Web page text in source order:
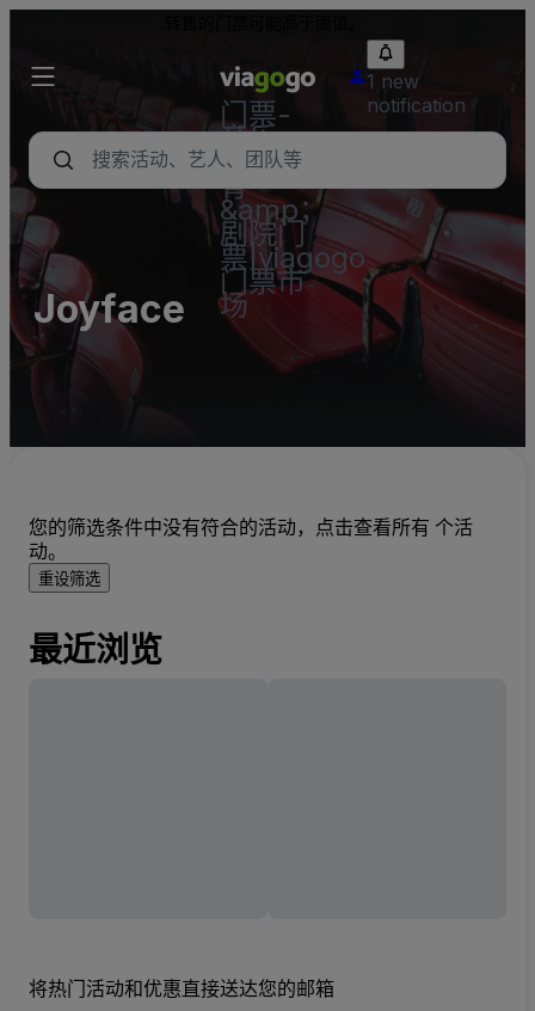
门票-
音乐
会，体
育
&amp；
剧院门
票|viagogo
门票市
场
1 new
notification
Joyface
您的筛选条件中没有符合的活动，点击查看所有 个活
动。
重设筛选
最近浏览
将热门活动和优惠直接送达您的邮箱